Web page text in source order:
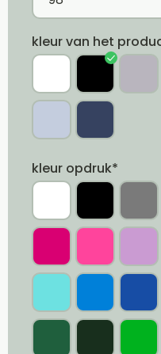
kleur van het
kleur opdruk*